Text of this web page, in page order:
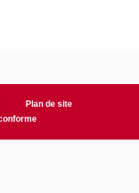
Plan de site